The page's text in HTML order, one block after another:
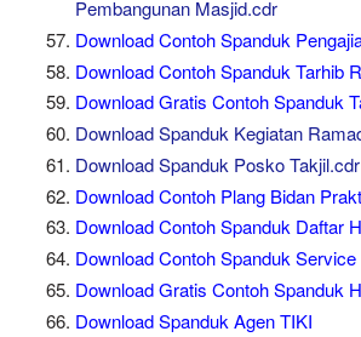
Pembangunan Masjid.cdr
Download Contoh Spanduk
Download Contoh Spanduk Tarhib
Download Gratis Contoh Spanduk
Download Spanduk Kegiatan
Download Spanduk Posko Takjil.cdr
Download Contoh Plang Bidan
Download Contoh Spanduk Daftar
Download Contoh Spanduk Service
Download Gratis Contoh Spanduk
Download Spanduk Agen TIKI